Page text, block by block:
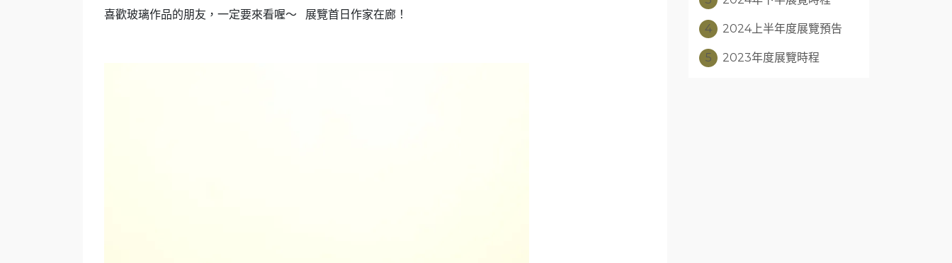
喜歡玻璃作品的朋友，一定要來看喔～ 展覽首日作家在廊！
4 2024上半年度展覽預告
5 2023年度展覽時程